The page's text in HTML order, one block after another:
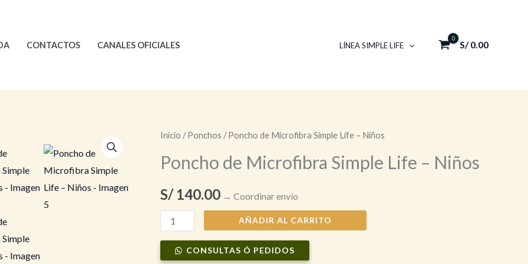
CONTACTOS CANALES OFICIALES LÍNEA SIMPLE LIFE S/0.00
Inicio /Ponchos / Poncho de Microfibra Simple Life – Niños
Poncho de Microfibra Simple Life – Niños
S/140.00 → Coordinar envío
Poncho
Microfibra
AÑADIR AL CARRITO
CONSULTAS Ó PEDIDOS